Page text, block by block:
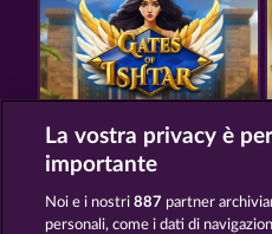
GATES OF ISHTAR
La vostra privacy è
importante
Noi e i nostri887 partner
personali, come i dati di